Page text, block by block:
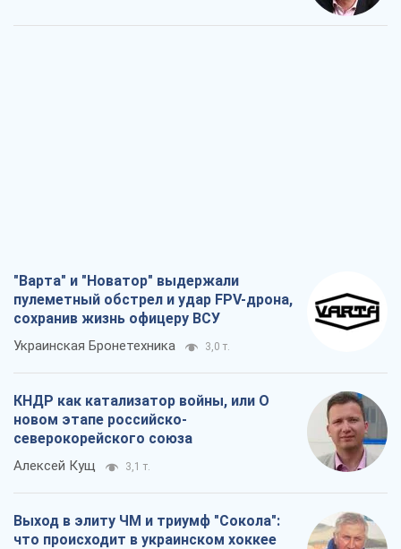
"Варта" и "Новатор" выдержали
пулеметный обстрел и удар FPV-дрона,
сохранив жизнь офицеру ВСУ
Украинская Бронетехника 3,0 т.
КНДР как катализатор войны, или О
новом этапе российско-
северокорейского союза
Алексей Кущ 3,1 т.
Выход в элиту ЧМ и триумф "Сокола":
что происходит в украинском хоккее